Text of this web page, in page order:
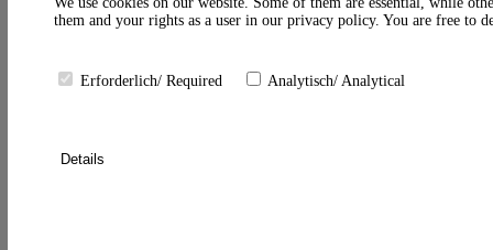
Suche schließen
them and your rights as a user in our privacy policy. You are free to
Erforderlich/ Required Analytisch/ Analytical
Details